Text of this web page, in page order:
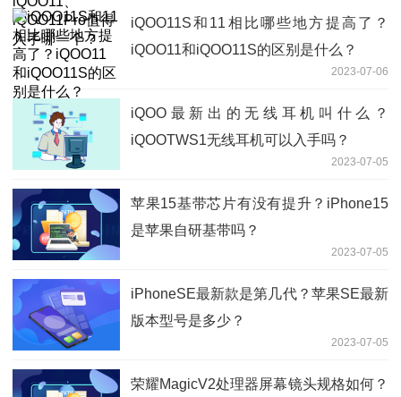
iQOO11S和11相比哪些地方提高了？
iQOO11和iQOO11S的区别是什么？
2023-07-06
iQOO最新出的无线耳机叫什么？
iQOOTWS1无线耳机可以入手吗？
2023-07-05
苹果15基带芯片有没有提升？iPhone15
是苹果自研基带吗？
2023-07-05
iPhoneSE最新款是第几代？苹果SE最新
版本型号是多少？
2023-07-05
荣耀MagicV2处理器屏幕镜头规格如何？